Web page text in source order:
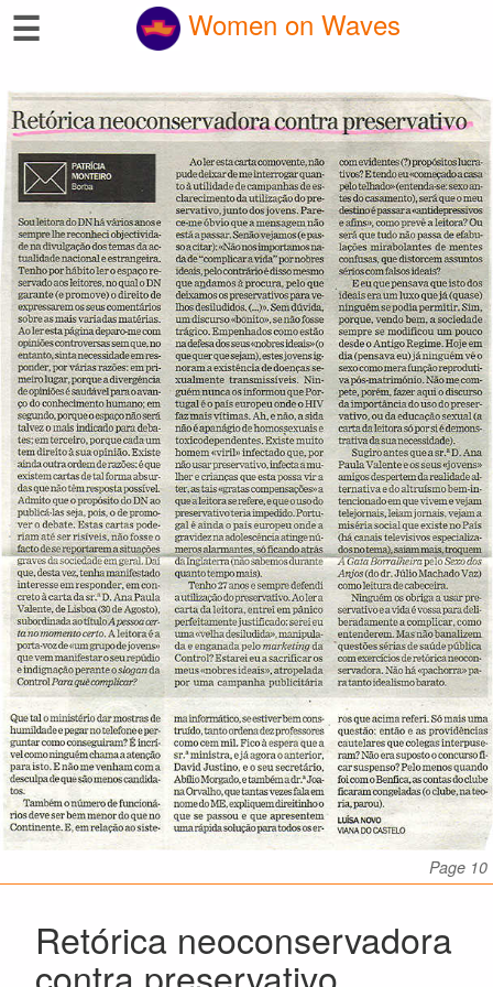
☰ Women on Waves
Page 10
Retórica neoconservadora
contra preservativo